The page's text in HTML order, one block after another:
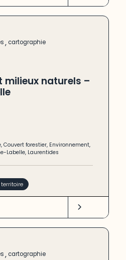
, cartographie
milieux naturels –
,Couvert forestier, Environnement,
Labelle, Laurentides
, cartographie